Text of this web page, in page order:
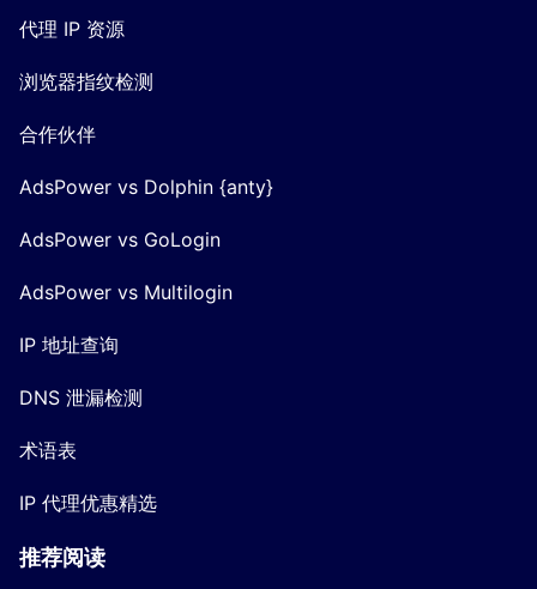
代理 IP 资源
浏览器指纹检测
合作伙伴
AdsPower vs Dolphin {anty}
AdsPower vs GoLogin
AdsPower vs Multilogin
IP 地址查询
DNS 泄漏检测
术语表
IP 代理优惠精选
推荐阅读